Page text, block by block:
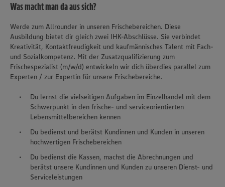
Was macht man da aus sich?
Werde zum Allrounder in unseren Frischebereichen. Diese
Ausbildung bietet dir gleich zwei IHK-Abschlüsse. Sie verbindet
Kreativität, Kontaktfreudigkeit und kaufmännisches Talent mit Fach-
und Sozialkompetenz. Mit der Zusatzqualifizierung zum
Frischespezialist (m/w/d) entwickeln wir dich überdies parallel zum
Experten / zur Expertin für unsere Frischebereiche.
Du lernst die vielseitigen Aufgaben im Einzelhandel mit dem
Schwerpunkt in den frische- und serviceorientierten
Lebensmittelbereichen kennen
Du bedienst und berätst Kundinnen und Kunden in unseren
hochwertigen Frischebereichen
Du bedienst die Kassen, machst die Abrechnungen und
berätst unsere Kundinnen und Kunden zu unseren Dienst- und
Serviceleistungen